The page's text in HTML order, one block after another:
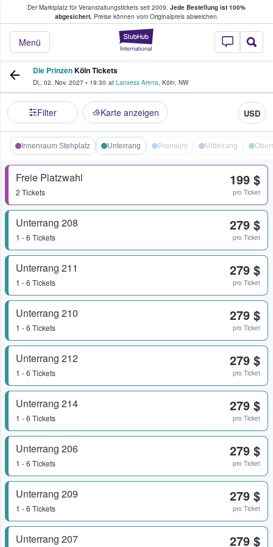
Der Marktplatz für Veranstaltungstickets seit 2009. Jede Bestellung ist 100%
abgesichert.Preise können vom Originalpreis abweichen.
StubHub - Wo
Menü
Tickets kaufen & verkaufen
Die PrinzenKöln Tickets
Di., 02. Nov. 2027 • 19:30 at Lanxess Arena, Köln, NW
Filter Karte anzeigen USD
Innenraum Stehplatz Unterrang Premium Mittelrang
Freie Platzwahl
2 Tickets
199 $
pro Ticket
Unterrang 208
1 - 6 Tickets
279 $
pro Ticket
Unterrang 211
1 - 6 Tickets
279 $
pro Ticket
Unterrang 210
1 - 6 Tickets
279 $
pro Ticket
Unterrang 212
1 - 6 Tickets
279 $
pro Ticket
Unterrang 214
1 - 6 Tickets
279 $
pro Ticket
Unterrang 206
1 - 6 Tickets
279 $
pro Ticket
Unterrang 209
1 - 6 Tickets
279 $
pro Ticket
Unterrang 207 279 $